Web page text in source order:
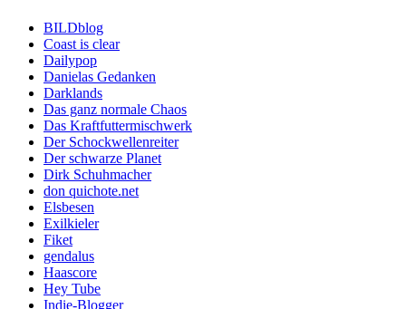
BILDblog
Coast is clear
Dailypop
Danielas Gedanken
Darklands
Das ganz normale Chaos
Das Kraftfuttermischwerk
Der Schockwellenreiter
Der schwarze Planet
Dirk Schuhmacher
don quichote.net
Elsbesen
Exilkieler
Fiket
gendalus
Haascore
Hey Tube
Indie-Blogger